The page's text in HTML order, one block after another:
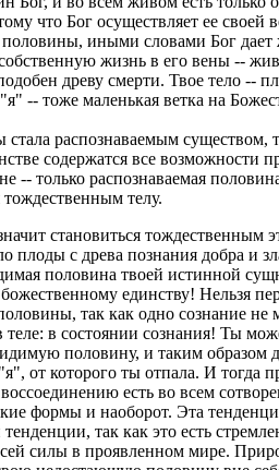
что Бог осуществляет ее
иными словами Бог дает
жизнь в его вены --
древу смерти. Твое тело --
-- тоже маленькая ветка на
распознаваемым существом,
содержатся все возможности
-- только распознаваемая
тождественным телу.
становиться тождественным
плоды с древа познания добра и
половина твоей истинной
единству! Нельзя
так как одно сознание
теле: в состоянии сознания! Ты
половину, и таким образом
от которого ты отпала. И тогда
есть во всем
формы и наоборот. Эта
так как это есть
силы в проявленном мире.